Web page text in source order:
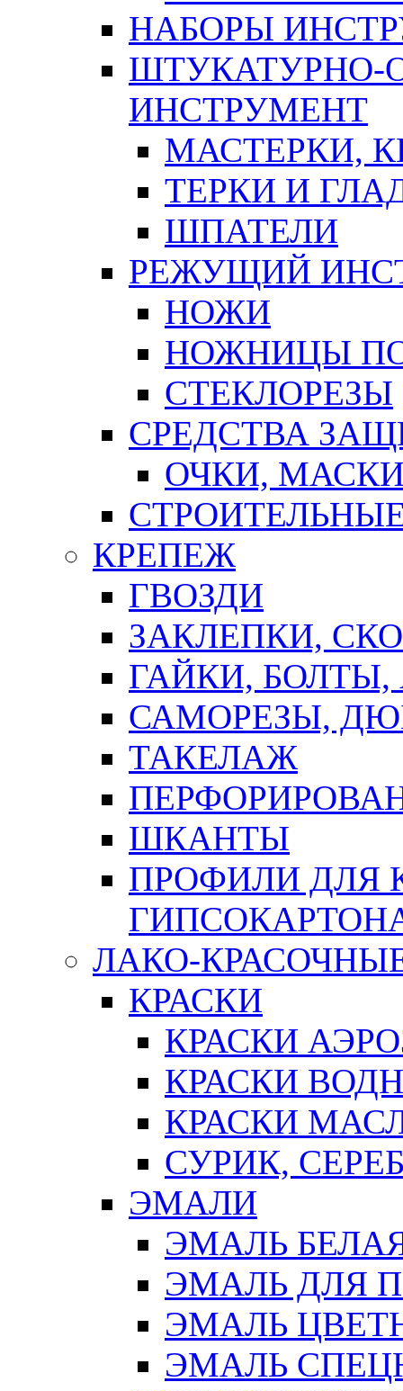
НАБОРЫ
ШТУКАТУРНО-
ИНСТРУМЕНТ
МАСТЕРКИ,
ТЕРКИ И
ШПАТЕЛИ
РЕЖУЩИЙ
НОЖИ
НОЖНИЦЫ
СТЕКЛОРЕЗЫ
СРЕДСТВА
ОЧКИ,
КРЕПЕЖ
ГВОЗДИ
ЗАКЛЕПКИ,
ГАЙКИ,
САМОРЕЗЫ,
ТАКЕЛАЖ
ШКАНТЫ
ПРОФИЛИ ДЛЯ
ЛАКО-
КРАСКИ
КРАСКИ
КРАСКИ
КРАСКИ
СУРИК,
ЭМАЛИ
ЭМАЛЬ
ЭМАЛЬ ДЛЯ
ЭМАЛЬ
ЭМАЛЬ